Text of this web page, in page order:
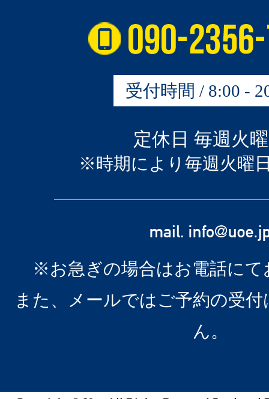
受付時間 / 8:00 -
定休日 毎週火
※時期により毎週火曜
※お急ぎの場合はお電話にて
また、メールではご予約の受
ん。